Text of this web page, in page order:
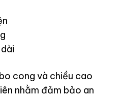
cong và chiều cao
nhằm đảm bảo an